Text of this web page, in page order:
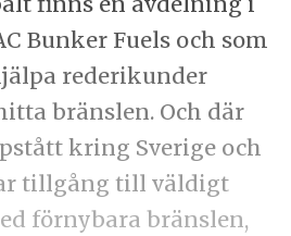
Bunker Fuels och som
rederikunder
bränslen. Och där
kring Sverige och
tillgång till väldigt
förnybara bränslen,